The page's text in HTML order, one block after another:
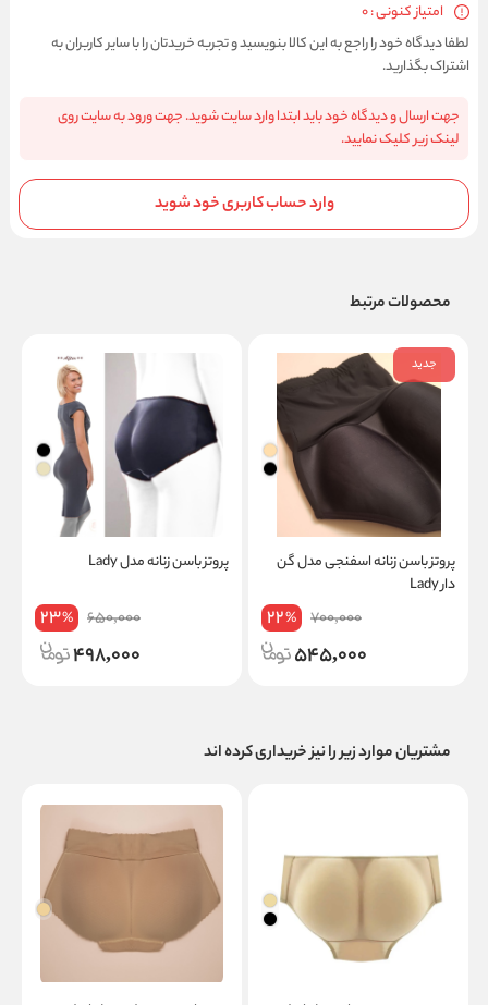
امتیاز کنونی : 0
لطفا دیدگاه خود را راجع به این کالا بنویسید و تجربه خریدتان را با سایر کاربران به
اشتراک بگذارید.
جهت ارسال و دیدگاه خود باید ابتدا وارد سایت شوید. جهت ورود به سایت روی
لینک زیر کلیک نمایید.
وارد حساب کاربری خود شوید
محصولات مرتبط
جدید
پروتز باسن زنانه اسفنجی مدل گن
دار Lady
700,000
22%
545,000
پروتز باسن زنانه مدل Lady
650,000
23%
498,000
مشتریان موارد زیر را نیز خریداری کرده اند